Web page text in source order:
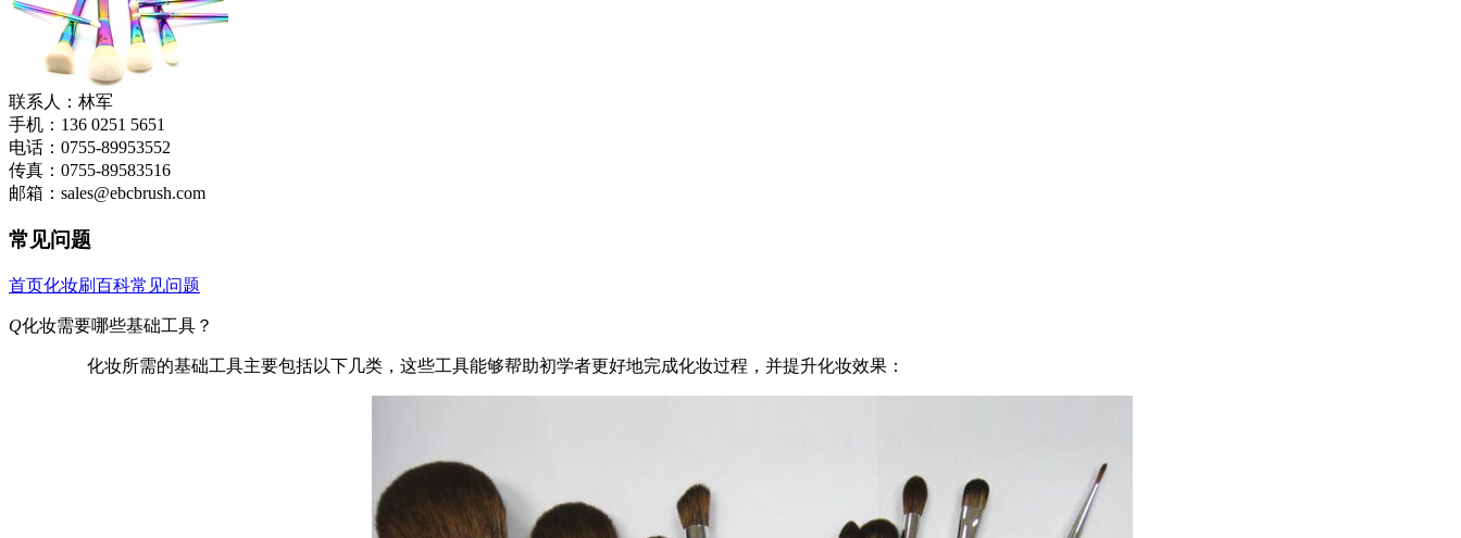
联系人：林军
手机：136 0251 5651
电话：0755-89953552
传真：0755-89583516
邮箱：sales@ebcbrush.com
常见问题
首页化妆刷百科常见问题
Q化妆需要哪些基础工具？
化妆所需的基础工具主要包括以下几类，这些工具能够帮助初学者更好地完成化妆过程，并提升化妆效果：